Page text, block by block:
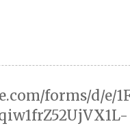
forms/d/e/